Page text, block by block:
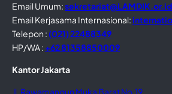
Email Umum:sekretariat@LAMDIK.or.id
Email Kerjasama Internasional:
Telepon : (021) 22488349
HP/WA : +62 81358850009
Kantor Jakarta
Jl. Rawamangun Muka Barat No.19,